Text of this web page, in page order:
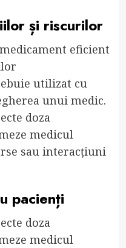
și riscurilor
eficient
utilizat cu
unui medic.
doza
medicul
sau interacțiuni
pacienți
doza
medicul